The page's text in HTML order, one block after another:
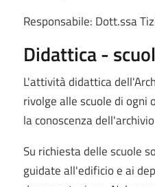
Responsabile: Dott.ssa
Didattica -
L'attività didattica
rivolge alle scuole di ogni
la conoscenza
Su richiesta delle scuole
guidate all'edificio e ai